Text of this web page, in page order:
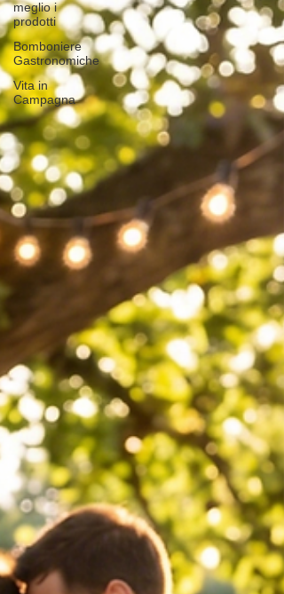
meglio i
prodotti
Bomboniere
Gastronomiche
Vita in
Campagna